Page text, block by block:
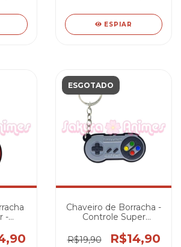
ESPIAR
-
ESGOTADO
Chaveiro de Borracha -
Controle Super
R$19,90
R$14,90